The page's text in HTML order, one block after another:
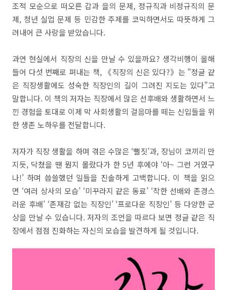
조적 모순으로 떠오른 갑과 을의 문제, 정규직과 비정규직의 문
제, 청년 실업 문제 등 민감한 주제를 코믹하면서도 따뜻하게 그
려내어 큰 사랑을 받았습니다.
과연 현실에서 직장의 신을 만날 수 있을까요? 생각비행이 올해
들어 다섯 번째로 펴내는 책, 《직장의 신은 있다?》는 "정글 같
은 직장생활에도 성숙한 직장인의 길이 그려진 지도는 있다"고
말합니다. 이 책의 저자는 직장에서 많은 선후배와 생활하면서 느
낀 경험을 토대로 이제 막 사회생활의 걸음마를 떼는 신입들을 위
한 생존 노하우를 전달합니다.
저자가 직장 생활을 하며 겪은 수많은 ‘뻘짓’과, 장님이 코끼리 만
지듯, 닥쳤을 땐 뭔지 몰랐다가 한 5년 후에야 ‘아~ 그런 거였구
나!’ 하며 씁쓸했던 일들을 진솔하게 고백합니다. 이 책을 읽으
면 ‘여러 상사의 모습’ ‘미꾸라지 같은 동료’ ‘착한 선배와 존경스
러운 후배’ ‘존재감 없는 직장인’ ‘프로다운 직장인’ 등 다양한 군
상을 만날 수 있습니다. 저자의 조언을 따르다 보면 정글 같은 직
장에서 점점 진화하는 자신의 모습을 발견하게 될 것입니다.